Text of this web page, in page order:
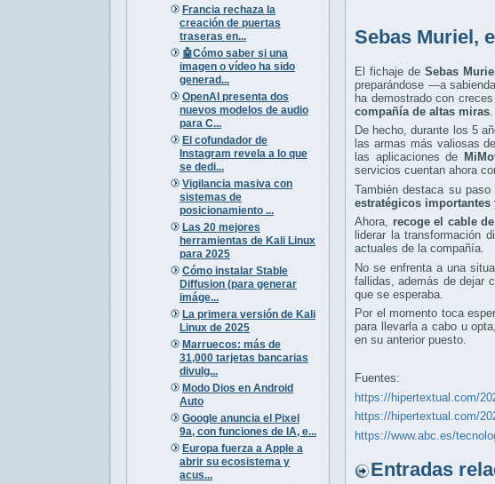
Francia rechaza la
creación de puertas
traseras en...
🤖Cómo saber si una
imagen o vídeo ha sido
generad...
OpenAI presenta dos
nuevos modelos de audio
para C...
El cofundador de
Instagram revela a lo que
se dedi...
Vigilancia masiva con
sistemas de
posicionamiento ...
Las 20 mejores
herramientas de Kali Linux
para 2025
Cómo instalar Stable
Diffusion (para generar
imáge...
La primera versión de Kali
Linux de 2025
Marruecos: más de
31,000 tarjetas bancarias
divulg...
Modo Dios en Android
Auto
Google anuncia el Pixel
9a, con funciones de IA, e...
Europa fuerza a Apple a
abrir su ecosistema y
acus...
Sebas Muriel,
El fichaje de Sebas Muriel
preparándose —a
ha demostrado con
compañía de altas miras
De hecho, durante los 5
las armas más valiosas
las aplicaciones de
servicios cuentan ahora
También destaca su
estratégicos importantes
Ahora, recoge el cable
liderar la transformación
actuales de la compañía.
No se enfrenta a una
fallidas, además de dejar
que se esperaba.
Por el momento toca
para llevarla a cabo u
en su anterior puesto.
Fuentes:
https://hipertextual.com/
https://hipertextual.com/
https://www.abc.es/
Entradas